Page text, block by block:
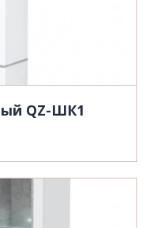
QZ-ШК1